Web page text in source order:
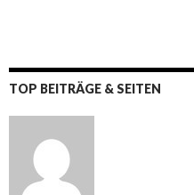
TOP BEITRÄGE & SEITEN